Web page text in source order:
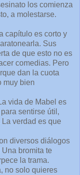
los comienza
a molestarse.
capítulo es corto y
Sus
de que esto no es
comedias. Pero
dan la cuota
muy bien
vida de Mabel es
sentirse útil,
verdad es que
diversos diálogos
bromita te
la trama.
no solo quieres